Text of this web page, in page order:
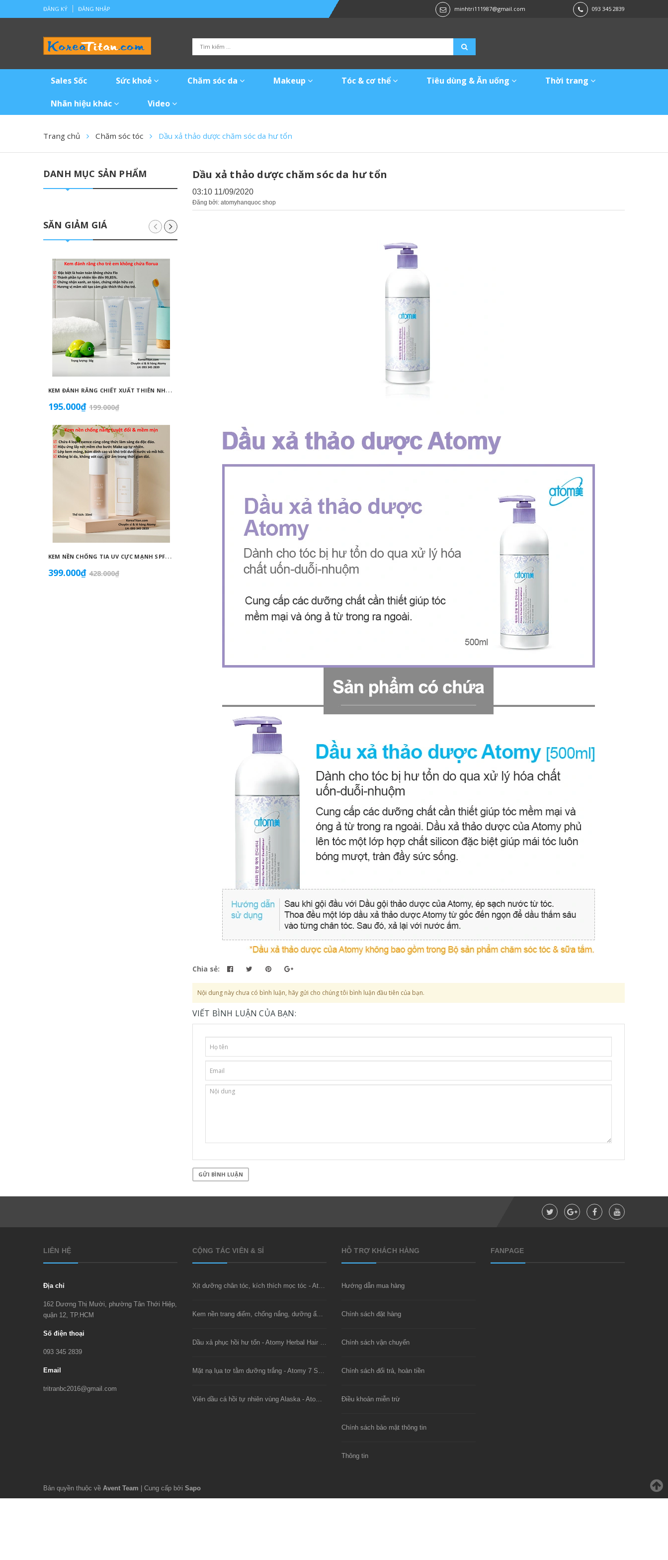
ĐĂNG KÝ ĐĂNG NHẬP minhtri111987@gmail.com 093 345 2839
Sales Sốc Sức khoẻ Chăm sóc da Makeup Tóc & cơ thể Tiêu dùng & Ăn uống Thời trang
Nhãn hiệu khác Video
Trang chủ Chăm sóc tóc Dầu xả thảo dược chăm sóc da hư tổn
Dầu xả thảo dược chăm sóc da hư tổn
03:10 11/09/2020
Đăng bởi: atomyhanquoc shop
Chia sẻ:
Nội dung này chưa có bình luận, hãy gửi cho chúng tôi bình luận đầu tiên của bạn.
VIẾT BÌNH LUẬN CỦA BẠN:
GỬI BÌNH LUẬN
DANH MỤC SẢN PHẨM
SĂN GIẢM GIÁ
K
EM ĐÁNH RĂNG CHIẾT XUẤT THIÊN NHIÊN KHÔNG CHỨA FLORUA AN TOÀN DÀNH CHO TRẺ EM ( 50G) - ATOMY KID NATURAL TOOTHPASTE (NON FLUORIDE) - 애터미 키즈 내추럴 치약 - НАТУРАЛЬНАЯ ДЕТСКАЯ ЗУБНАЯ ПАСТА ATOMY
195.000₫ 199.000₫
K
EM NỀN CHỐNG TIA UV CỰC MẠNH SPF50+ PA++++, BÁM DÍNH CAO, KHÔNG VÓN CỤC, DƯỠNG ẨM VÀ DƯỠNG TRẮNG DA HOÀN HẢO NO.23 (MÀU BEIGE) - ATOMY BB ABSOLUTE 23 - 애터미 앱솔루트 BB - АТОМИ АБСОЛЮТ BB №23
399.000₫ 428.000₫
V
ITAMIN C TRÁI CÂY TƯƠI HÀM LƯỢNG CAO 2.000 MG CHỐNG OXY HOÁ BẢO VỆ TẾ BÀO, TĂNG HẤP THU SẮT, TĂNG SỨC ĐỀ KHÁNG, NGĂN NGỪA CẢM CÚM, GIÚP TỔNG HỢP COLLAGEN LÀM ĐẸP DA - ATOMY VITA MEGA COLOR VITAMIN C - 2.000MG - 애터미 비타메가컬러 비타민C - 2.000MG - АТОМИ ВИТА МЕГАКОЛОР ВИТАМИН С – 2000 МГ
1.019.000₫
369.000₫
LIÊN HỆ
Địa chỉ
162 Dương Thị Mười, phường Tân Thới Hiệp,
quận 12, TP.HCM
Số điện thoại
093 345 2839
Email
tritranbc2016@gmail.com
CỘNG TÁC VIÊN & SỈ HỖ TRỢ KHÁCH HÀNG
Hướng dẫn mua hàng
Chính sách đặt hàng
Chính sách vận chuyển
Chính sách đổi trả, hoàn tiền
Điều khoản miễn trừ
Chính sách bảo mật thông tin
Thông tin
FANPAGE
Bản quyền thuộc về Avent Team | Cung cấp bởi Sapo